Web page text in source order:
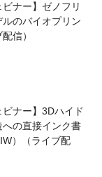
ビナー】ゼノフリ
ルのバイオプリン
信）
ビナー】3Dハイド
への直接インク書
）（ライブ配